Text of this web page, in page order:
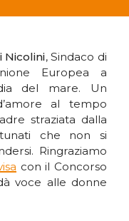
Nicolini, Sindaco di
Europea a
del mare. Un
al tempo
straziata dalla
che non si
Ringraziamo
con il Concorso
voce alle donne